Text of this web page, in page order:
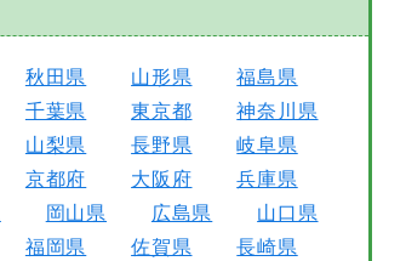
秋田県 山形県
福島県
千葉県 東京都
神奈川県
山梨県 長野県
岐阜県
京都府 大阪府
兵庫県
岡山県 広島県
山口県
福岡県 佐賀県
長崎県